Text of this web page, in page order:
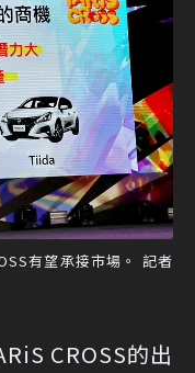
有望承接市場。 記者
CROSS的出